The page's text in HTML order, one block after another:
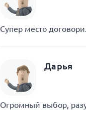
Супер место
Дарья
Огромный выбор,